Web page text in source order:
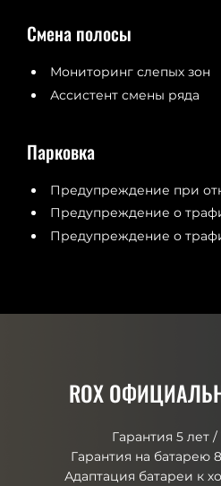
Смена полосы
Мониторинг слепых зон
Ассистент смены ряда
Парковка
Предупреждение при
Предупреждение о
Предупреждение о
ROX
Гарантия 5 лет
Гарантия на батарею
Адаптация батареи к